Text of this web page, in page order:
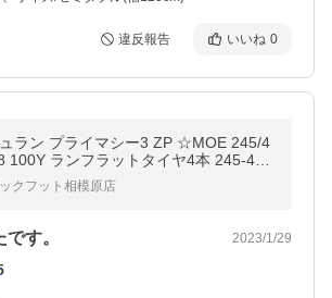
違反報告 いいね 0
ラン プライマシー3 ZP ☆MOE 245/4
100Y ランフラットタイヤ4本 245-45
W213 S213 W447 BMW G30 G31 MI
クフット相模原店
す。 2023/1/29